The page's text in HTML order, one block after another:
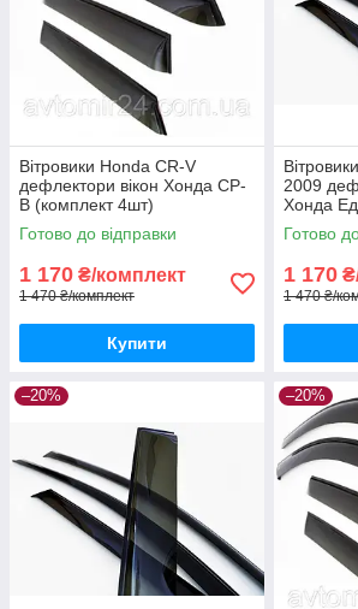
Вітровики Honda CR-V
дефлектори вікон Хонда СР-
В (комплект 4шт)
Готово до відправки
1 170 ₴/комплект
1 470 ₴/комплект
Купити
2009
Хонда
Готово
1 170
1 470 ₴/
–20% –20%